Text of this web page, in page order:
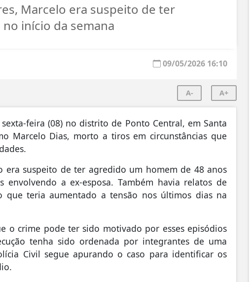
Marcelo era suspeito de ter
início da semana
09/05/2026 16:10
A- A+
feira (08) no distrito de Ponto Central, emSanta
Marcelo Dias, morto a tiros em circunstâncias que
era suspeito de ter agredido um homem de 48 anos
a ex-esposa. Também havia relatos de
que teria aumentado a tensão nos últimos dias na
o crime pode ter sido motivado por esses episódios
tenha sido ordenada por integrantes de uma
Civil segue apurando o caso para identificar os